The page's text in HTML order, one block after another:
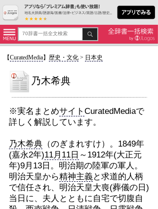
【CuratedMedia】 歴史・文化> 日本史
乃木希典
※実名まとめサイト CuratedMediaで
詳しく解説しています。
乃木希典（のぎまれすけ）。1849年
(嘉永2年)11月11日 ～1912年(大正元
年)9月13日。明治期の陸軍の軍人。
明治天皇から精神主義 と求道的人柄
で信任され、明治天皇大喪(葬儀の日)
当日に、夫人とともに自宅で切腹自